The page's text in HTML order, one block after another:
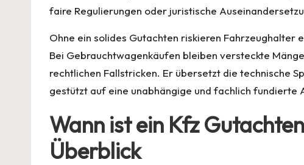
faire Regulierungen oder juristische
Ohne ein solides Gutachten riskieren Fahrzeughalter
Bei Gebrauchtwagenkäufen bleiben versteckte
rechtlichen Fallstricken. Er übersetzt die technische
gestützt auf eine unabhängige und fachlich fundierte
Wann ist ein Kfz
Überblick